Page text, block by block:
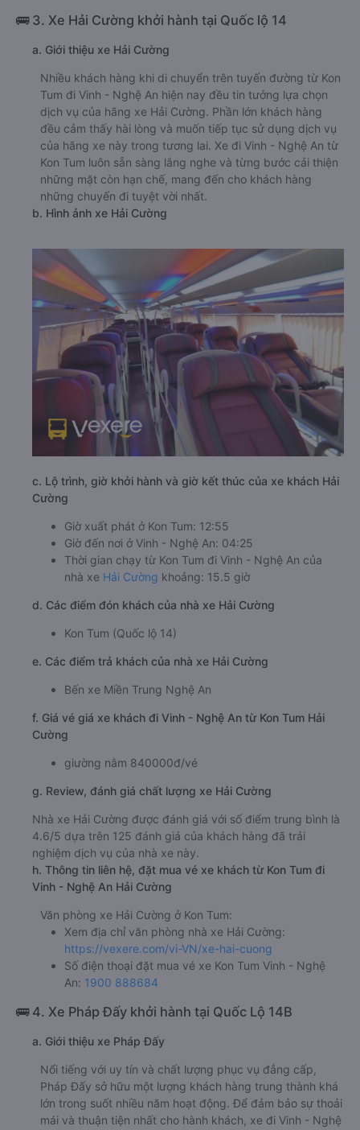
🚌 3. Xe Hải Cường khởi hành tại Quốc lộ 14
a. Giới thiệu xe Hải Cường
Nhiều khách hàng khi di chuyển trên tuyến đường từ Kon
Tum đi Vinh - Nghệ An hiện nay đều tin tưởng lựa chọn
dịch vụ của hãng xe Hải Cường. Phần lớn khách hàng
đều cảm thấy hài lòng và muốn tiếp tục sử dụng dịch vụ
của hãng xe này trong tương lai. Xe đi Vinh - Nghệ An từ
Kon Tum luôn sẵn sàng lắng nghe và từng bước cải thiện
những mặt còn hạn chế, mang đến cho khách hàng
những chuyến đi tuyệt vời nhất.
b. Hình ảnh xe Hải Cường
c. Lộ trình, giờ khởi hành và giờ kết thúc của xe khách Hải
Cường
Giờ xuất phát ở Kon Tum: 12:55
Giờ đến nơi ở Vinh - Nghệ An: 04:25
Thời gian chạy từ Kon Tum đi Vinh - Nghệ An của
nhà xe Hải Cường khoảng: 15.5 giờ
d. Các điểm đón khách của nhà xe Hải Cường
Kon Tum (Quốc lộ 14)
e. Các điểm trả khách của nhà xe Hải Cường
Bến xe Miền Trung Nghệ An
f. Giá vé giá xe khách đi Vinh - Nghệ An từ Kon Tum Hải
Cường
giường nằm 840000đ/vé
g. Review, đánh giá chất lượng xe Hải Cường
Nhà xe Hải Cường được đánh giá với số điểm trung bình là
4.6/5 dựa trên 125 đánh giá của khách hàng đã trải
nghiệm dịch vụ của nhà xe này.
h. Thông tin liên hệ, đặt mua vé xe khách từ Kon Tum đi
Vinh - Nghệ An Hải Cường
Văn phòng xe Hải Cường ở Kon Tum:
Xem địa chỉ văn phòng nhà xe Hải Cường:
https://vexere.com/vi-VN/xe-hai-cuong
Số điện thoại đặt mua vé xe Kon Tum Vinh - Nghệ
An: 1900 888684
🚌 4. Xe Pháp Đấy khởi hành tại Quốc Lộ 14B
a. Giới thiệu xe Pháp Đấy
Nổi tiếng với uy tín và chất lượng phục vụ đẳng cấp,
Pháp Đấy sở hữu một lượng khách hàng trung thành khá
lớn trong suốt nhiều năm hoạt động. Để đảm bảo sự thoải
mái và thuận tiện nhất cho hành khách, xe đi Vinh - Nghệ